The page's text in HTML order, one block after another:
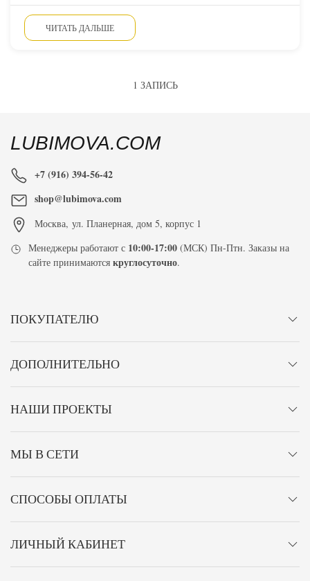
ЧИТАТЬ ДАЛЬШЕ
1 ЗАПИСЬ
LUBIMOVA.COM
+7 (916) 394-56-42
shop@lubimova.com
Москва, ул. Планерная, дом 5, корпус 1
Менеджеры работают с 10:00-17:00 (МСК) Пн-Птн. Заказы на
сайте принимаютсякруглосуточно.
ПОКУПАТЕЛЮ
ДОПОЛНИТЕЛЬНО
НАШИ ПРОЕКТЫ
МЫ В СЕТИ
СПОСОБЫ ОПЛАТЫ
ЛИЧНЫЙ КАБИНЕТ